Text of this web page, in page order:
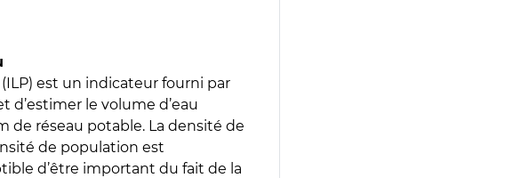
est un indicateur fourni par
d’estimer le volume d’eau
de réseau potable. La densité de
de population est
d’être important du fait de la